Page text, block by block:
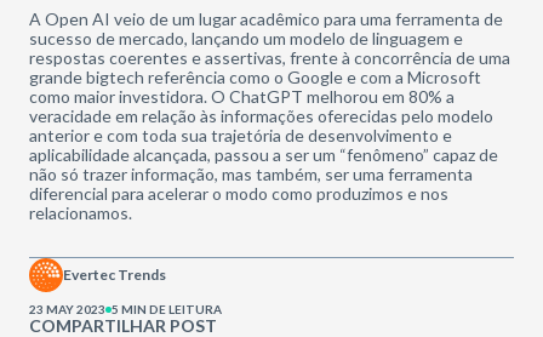
A Open AI veio de um lugar acadêmico para uma ferramenta de
sucesso de mercado, lançando um modelo de linguagem e
respostas coerentes e assertivas, frente à concorrência de uma
grande bigtech referência como o Google e com a Microsoft
como maior investidora. O ChatGPT melhorou em 80% a
veracidade em relação às informações oferecidas pelo modelo
anterior e com toda sua trajetória de desenvolvimento e
aplicabilidade alcançada, passou a ser um “fenômeno” capaz de
não só trazer informação, mas também, ser uma ferramenta
diferencial para acelerar o modo como produzimos e nos
relacionamos.
COMPARTILHAR POST
Evertec Trends
23 MAY 2023 5 MIN DE LEITURA